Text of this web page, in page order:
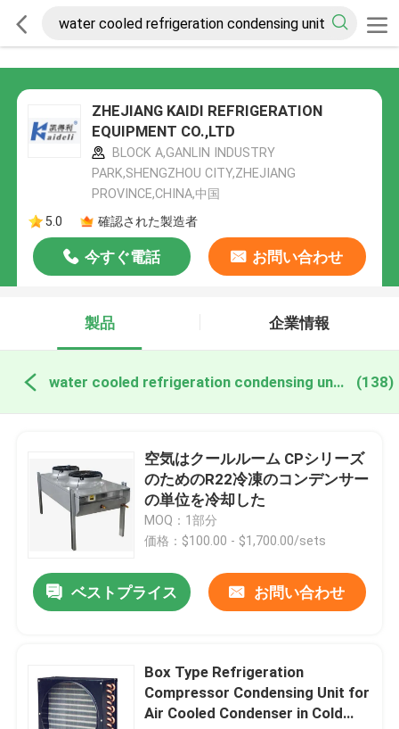
ZHEJIANG KAIDI REFRIGERATION
EQUIPMENT CO.,LTD
BLOCK A,GANLIN INDUSTRY
PARK,SHENGZHOU CITY,ZHEJIANG
PROVINCE,CHINA,中国
5.0
確認された製造者
今すぐ電話 お問い合わせ
製品 企業情報
water cooled refrigeration condensing units オンライン製造 (138)
空気はクールルーム CPシリーズ
のためのR22冷凍のコンデンサー
の単位を冷却した
MOQ：1部分
価格：$100.00 - $1,700.00/sets
ベストプライス お問い合わせ
Box Type Refrigeration
Compressor Condensing Unit for
Air Cooled Condenser in Cold